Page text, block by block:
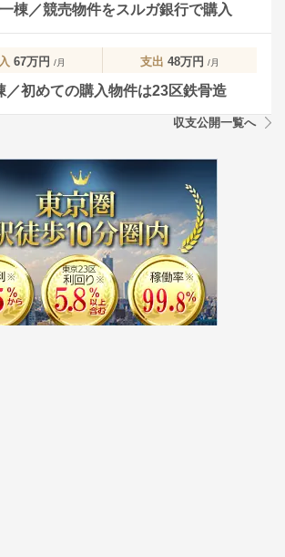
棟／競売物件をスルガ銀行で購入
67万円 /月 支出 48万円 /月
／初めての購入物件は23区鉄骨造
収支公開一覧へ